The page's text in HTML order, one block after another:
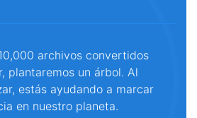
archivos convertidos
plantaremos un árbol. Al
estás ayudando a marcar
en nuestro planeta.